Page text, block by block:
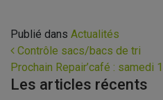
Publié dans Actualités
Navigation
Contrôle sacs/bacs de tri
Prochain Repair’café : samedi
Les articles récents